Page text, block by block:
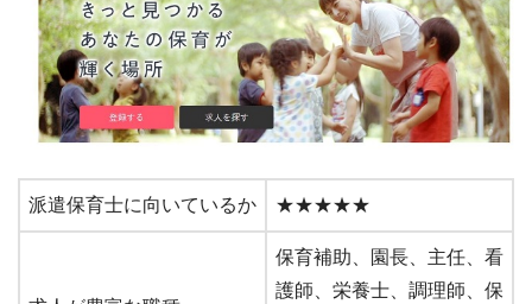
派遣保育士に向いているか ★★★★★
保育補助、園長、主任、看
護師、栄養士、調理師、保